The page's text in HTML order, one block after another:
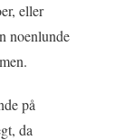
eller
noenlunde
på
da